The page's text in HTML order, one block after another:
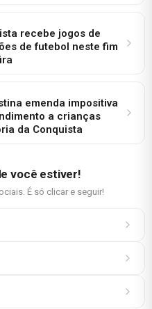
recebe jogos de
de futebol neste fim
emenda impositiva
a crianças
da Conquista
você estiver!
É só clicar e seguir!